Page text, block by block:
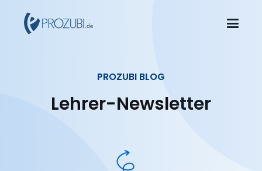
PROZUBI BLOG
Lehrer-Newsletter